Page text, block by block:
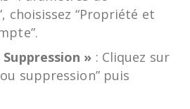
choisissez “Propriété et
» : Cliquez sur
suppression” puis